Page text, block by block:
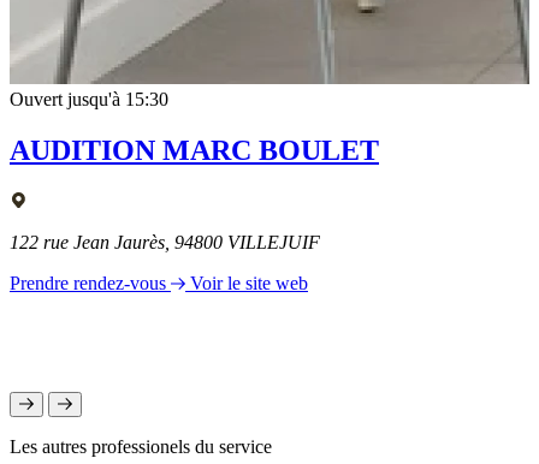
Ouvert jusqu'à 15:30
AUDITION MARC BOULET
122 rue Jean Jaurès, 94800 VILLEJUIF
Prendre rendez-vous
Voir le site web
Les autres professionels du service